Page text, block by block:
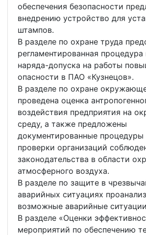
обеспечения безопасности
внедрению устройство для
штампов.
В разделе по охране труда
регламентированная
наряда-допуска на работы
опасности в ПАО «Кузнецов».
В разделе по охране
проведена оценка
воздействия предприятия на
среду, а также предложены
документированные процедуры
проверки организаций
законодательства в области
атмосферного воздуха.
В разделе по защите в
аварийных ситуациях
возможные аварийные
В разделе «Оценки
мероприятий по обеспечению